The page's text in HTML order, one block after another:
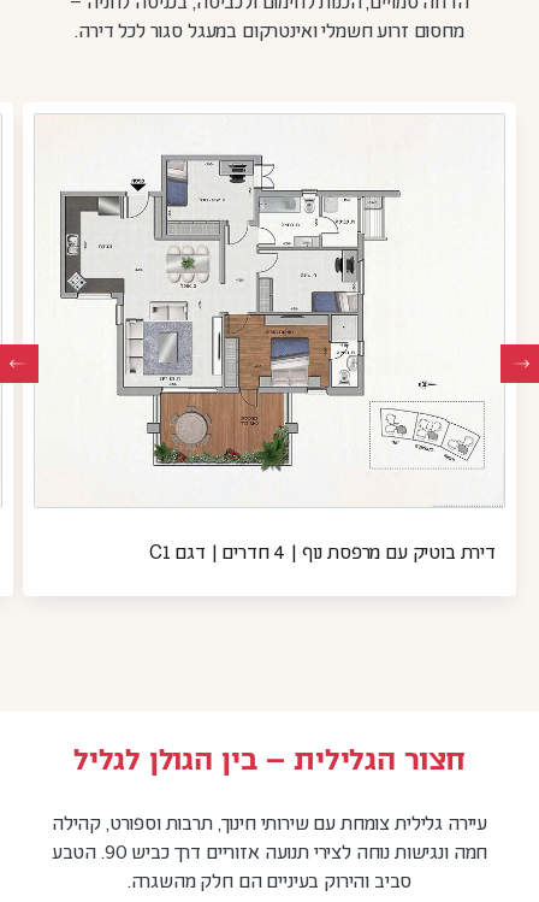
מחסום זרוע חשמלי ואינטרקום במעגל סגור לכל דירה.
דירת בוטיק עם מרפסת נוף | 4 חדרים | דגם C1
קובץ
חצור הגלילית – בין הגולן לגליל
עיירה גלילית צומחת עם שירותי חינוך, תרבות וספורט, קהילה
חמה ונגישות נוחה לצירי תנועה אזוריים דרך כביש 90. הטבע
סביב והירוק בעיניים הם חלק מהשגרה.